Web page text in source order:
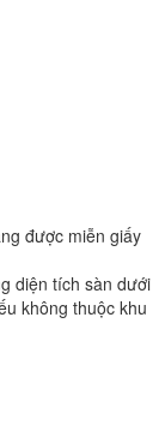
được miễn giấy
diện tích sàn dưới
không thuộc khu